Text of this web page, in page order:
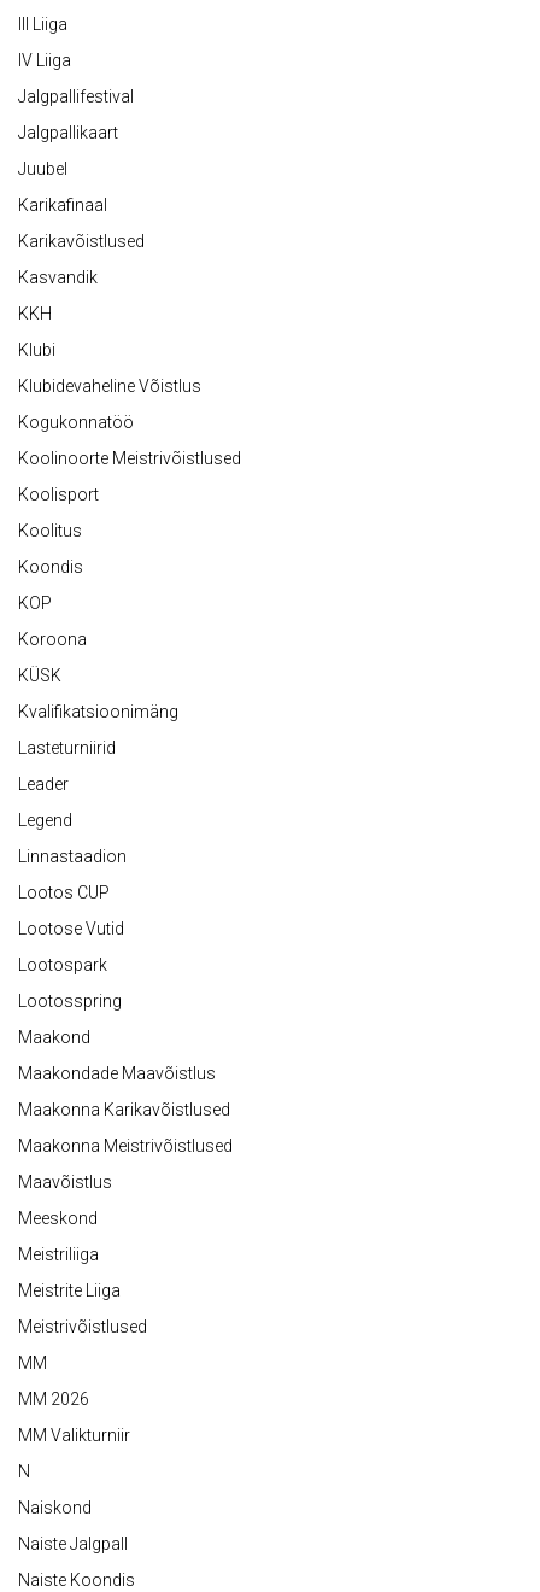
III Liiga
IV Liiga
Jalgpallifestival
Jalgpallikaart
Juubel
Karikafinaal
Karikavõistlused
Kasvandik
KKH
Klubi
Klubidevaheline Võistlus
Kogukonnatöö
Koolinoorte Meistrivõistlused
Koolisport
Koolitus
Koondis
KOP
Koroona
KÜSK
Kvalifikatsioonimäng
Lasteturniirid
Leader
Legend
Linnastaadion
Lootos CUP
Lootose Vutid
Lootospark
Lootosspring
Maakond
Maakondade Maavõistlus
Maakonna Karikavõistlused
Maakonna Meistrivõistlused
Maavõistlus
Meeskond
Meistriliiga
Meistrite Liiga
Meistrivõistlused
MM
MM 2026
MM Valikturniir
N
Naiskond
Naiste Jalgpall
Naiste Koondis